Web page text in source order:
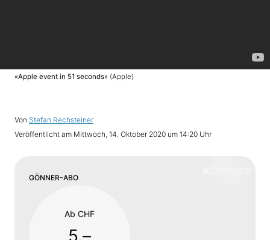
«Apple event in 51 seconds» (Apple)
Von Stefan Rechsteiner
Veröffentlicht am Mittwoch, 14. Oktober 2020 um 14:20 Uhr
GÖNNER-ABO
Ab CHF
5.–